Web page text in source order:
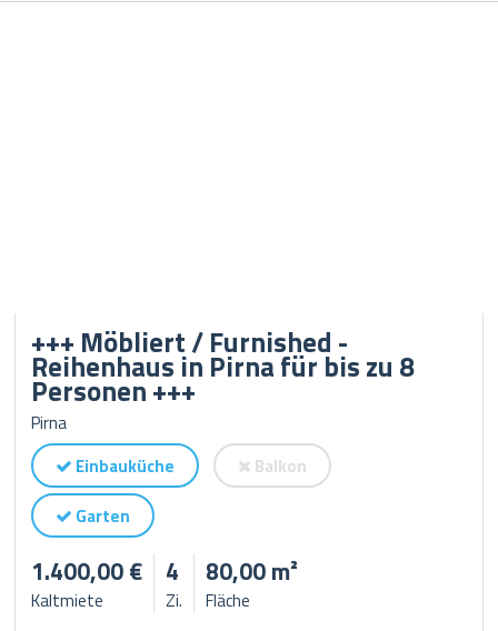
+++ Möbliert / Furnished -
Reihenhaus in Pirna für bis zu 8
Personen +++
Pirna
Einbauküche
Balkon
Garten
1.400,00 €
Kaltmiete
4
Zi.
80,00 m²
Fläche